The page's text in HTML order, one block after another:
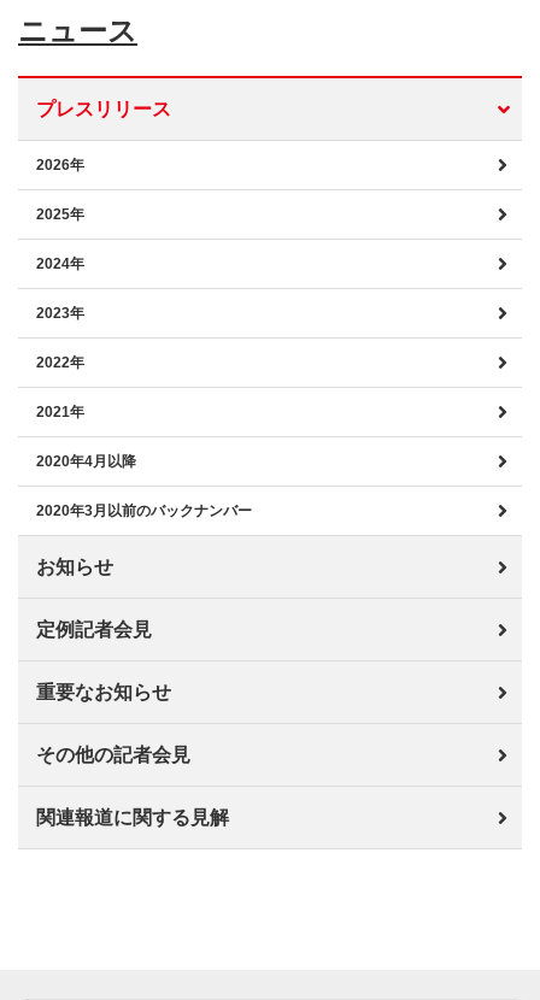
ニュース
プレスリリース
2026年
2025年
2024年
2023年
2022年
2021年
2020年4月以降
2020年3月以前のバックナンバー
お知らせ
定例記者会見
重要なお知らせ
その他の記者会見
関連報道に関する見解